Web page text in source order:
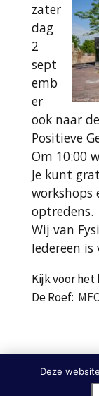
zater
dag
2
sept
emb
er
ook naar
Positieve
Om 10:00
Je kunt
workshops
optredens.
Wij van
Iedereen
Kijk voor het
De Roef:
Deze